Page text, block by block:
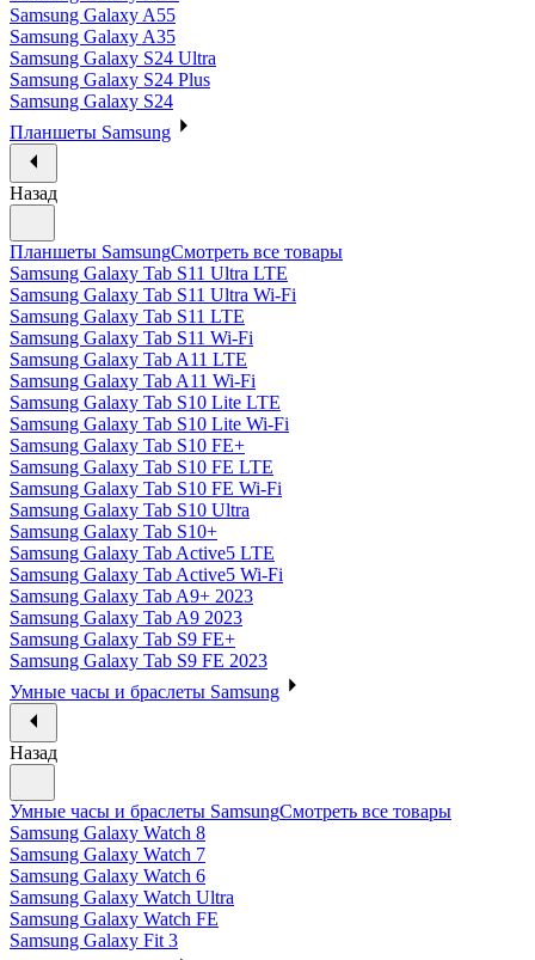
Samsung Galaxy A55
Samsung Galaxy A35
Samsung Galaxy S24 Ultra
Samsung Galaxy S24 Plus
Samsung Galaxy S24
Планшеты Samsung
Назад
Планшеты SamsungСмотреть все товары
Samsung Galaxy Tab S11 Ultra LTE
Samsung Galaxy Tab S11 Ultra Wi-Fi
Samsung Galaxy Tab S11 LTE
Samsung Galaxy Tab S11 Wi-Fi
Samsung Galaxy Tab A11 LTE
Samsung Galaxy Tab A11 Wi-Fi
Samsung Galaxy Tab S10 Lite LTE
Samsung Galaxy Tab S10 Lite Wi-Fi
Samsung Galaxy Tab S10 FE+
Samsung Galaxy Tab S10 FE LTE
Samsung Galaxy Tab S10 FE Wi-Fi
Samsung Galaxy Tab S10 Ultra
Samsung Galaxy Tab S10+
Samsung Galaxy Tab Active5 LTE
Samsung Galaxy Tab Active5 Wi-Fi
Samsung Galaxy Tab A9+ 2023
Samsung Galaxy Tab A9 2023
Samsung Galaxy Tab S9 FE+
Samsung Galaxy Tab S9 FE 2023
Умные часы и браслеты Samsung
Назад
Умные часы и браслеты SamsungСмотреть все товары
Samsung Galaxy Watch 8
Samsung Galaxy Watch 7
Samsung Galaxy Watch 6
Samsung Galaxy Watch Ultra
Samsung Galaxy Watch FE
Samsung Galaxy Fit 3